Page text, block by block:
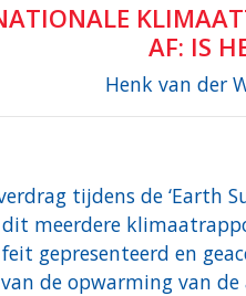
AF: IS
Henk van der
tijdens de ‘Earth
meerdere
gepresenteerd en
de opwarming van